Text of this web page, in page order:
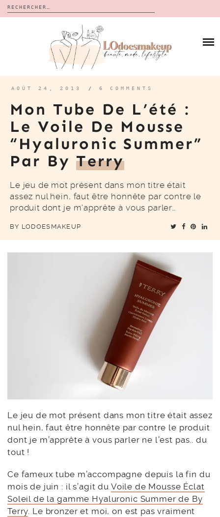
Rechercher :
CALENDRIERS DE L’AVENT
BON PLAN
À PROPOS
MES VIDÉOS
CONTACT
AOÛT 24, 2013 / 6 COMMENTS
Mon Tube De L’été :
Le Voile De Mousse
“Hyaluronic Summer”
Par ByTerry
Le jeu de mot présent dans mon titre était
assez nul hein, faut être honnête par contre le
produit dont je m’apprête à vous parler…
BY LODOESMAKEUP
Le jeu de mot présent dans mon titre était assez
nul hein, faut être honnête par contre le produit
dont je m’apprête à vous parler ne l’est pas.. du
tout !
Ce fameux tube m’accompagne depuis la fin du
mois de juin : il s’agit du Voile de Mousse Éclat
Soleil de la gamme Hyaluronic Summer de By
Terry. Le bronzer et moi, on est pas vraiment